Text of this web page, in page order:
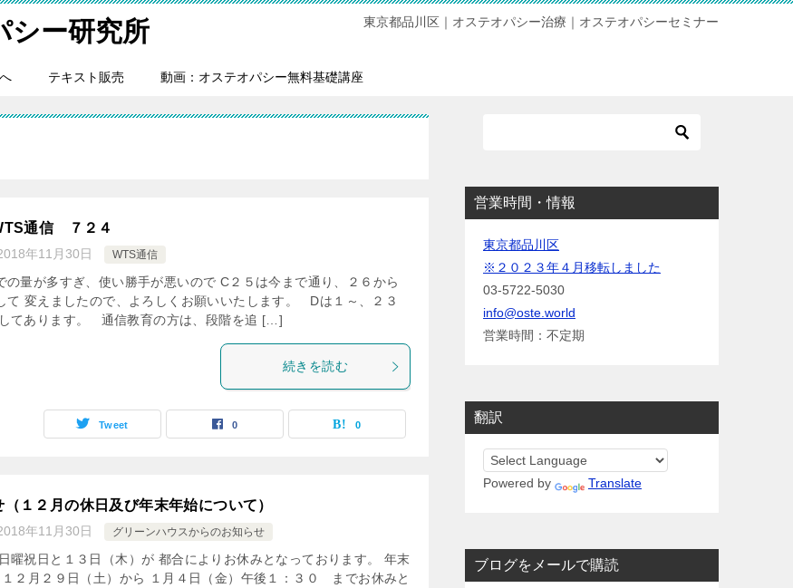
ー研究所 東京都品川区｜オステオパシー治療｜オステオパシーセミナー
テキスト販売 動画：オステオパシー無料基礎講座
通信 ７２４
年11月30日 WTS通信
の量が多すぎ、使い勝手が悪いので C２５は今まで通り、２６から
て 変えましたので、よろしくお願いいたします。 Dは１～、２３
てあります。 通信教育の方は、段階を追 […]
続きを読む
Tweet 0 0
（１２月の休日及び年末年始について）
年11月30日 グリーンハウスからのお知らせ
曜祝日と１３日（木）が 都合によりお休みとなっております。 年末
２月２９日（土）から １月４日（金）午後１：３０ までお休みと
営業時間・情報
東京都品川区
※２０２３年４月移転しました
03-5722-5030
info@oste.world
営業時間：不定期
翻訳
Powered by Translate
ブログをメールで購読